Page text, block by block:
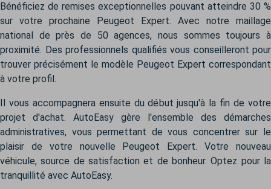
Bénéficiez de remises exceptionnelles pouvant atteindre 30 %
sur votre prochaine Peugeot Expert. Avec notre maillage
national de près de 50 agences, nous sommes toujours à
proximité. Des professionnels qualifiés vous conseilleront pour
trouver précisément le modèle Peugeot Expert correspondant
à votre profil.
Il vous accompagnera ensuite du début jusqu'à la fin de votre
projet d'achat. AutoEasy gère l'ensemble des démarches
administratives, vous permettant de vous concentrer sur le
plaisir de votre nouvelle Peugeot Expert. Votre nouveau
véhicule, source de satisfaction et de bonheur. Optez pour la
tranquillité avec AutoEasy.